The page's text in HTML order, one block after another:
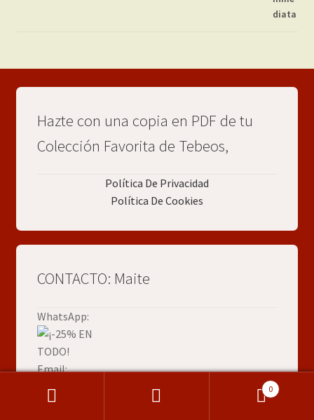
Hazte con una copia en PDF de tu
Colección Favorita de Tebeos,
Política De Privacidad
Política De Cookies
CONTACTO: Maite
WhatsApp:
Email:
0